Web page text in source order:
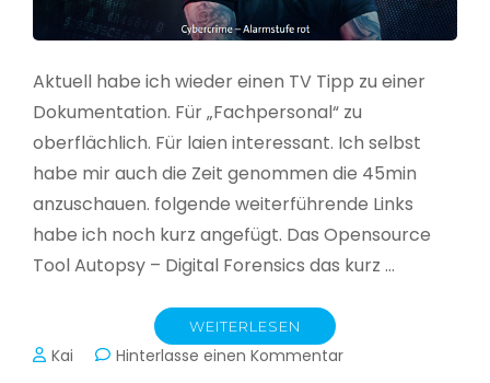
Aktuell habe ich wieder einen TV Tipp zu einer
Dokumentation. Für „Fachpersonal“ zu
oberflächlich. Für laien interessant. Ich selbst
habe mir auch die Zeit genommen die 45min
anzuschauen. folgende weiterführende Links
habe ich noch kurz angefügt. Das Opensource
Tool Autopsy – Digital Forensics das kurz …
WEITERLESEN
Kai Hinterlasse einen Kommentarzu